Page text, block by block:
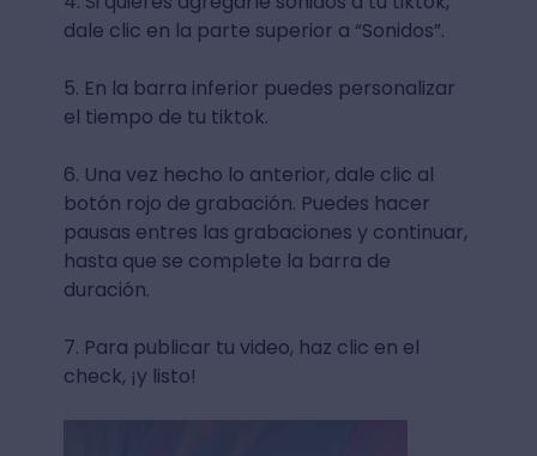
dale clic en la parte superior a “Sonidos”.
5. En la barra inferior puedes personalizar
el tiempo de tu tiktok.
6. Una vez hecho lo anterior, dale clic al
botón rojo de grabación. Puedes hacer
pausas entres las grabaciones y continuar,
hasta que se complete la barra de
duración.
7. Para publicar tu video, haz clic en el
check, ¡y listo!